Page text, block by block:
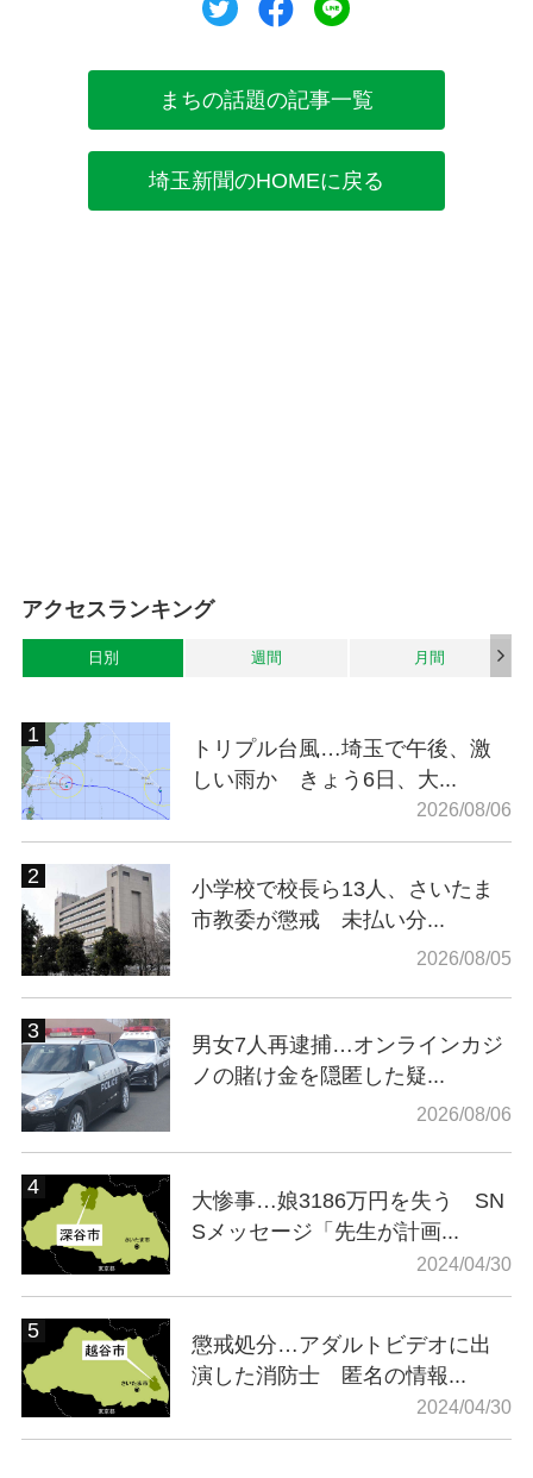
まちの話題の記事一覧
埼玉新聞のHOMEに戻る
アクセスランキング
日別 週間 月間
トリプル台風…埼玉で午後、激
しい雨か きょう6日、大...
2026/08/06
小学校で校長ら13人、さいたま
市教委が懲戒 未払い分...
2026/08/05
男女7人再逮捕…オンラインカジ
ノの賭け金を隠匿した疑...
2026/08/06
大惨事…娘3186万円を失う SN
Sメッセージ「先生が計画...
2024/04/30
懲戒処分…アダルトビデオに出
演した消防士 匿名の情報...
2024/04/30